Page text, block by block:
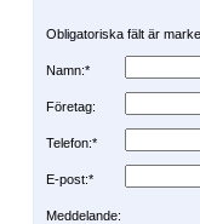
Obligatoriska fält är
Namn:*
Företag:
Telefon:*
E-post:*
Meddelande: